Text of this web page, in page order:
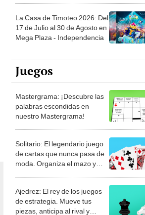
La Casa de Timoteo 2026: Del
17 de Julio al 30 de Agosto en
Mega Plaza - Independencia
Juegos
Mastergrama: ¡Descubre las
palabras escondidas en
nuestro Mastergrama!
Solitario: El legendario juego
de cartas que nunca pasa de
moda. Organiza el mazo y
Ajedrez: El rey de los juegos
de estrategia. Mueve tus
piezas, anticipa al rival y